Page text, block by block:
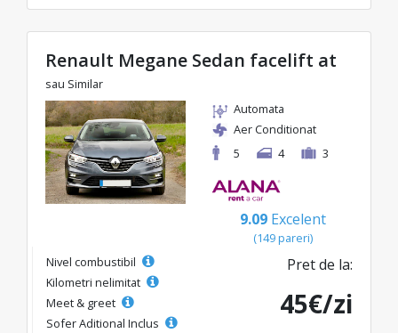
Renault Megane Sedan facelift at
sau Similar
Automata
Aer Conditionat
5
4 3
9.09 Excelent
(149 pareri)
Nivel combustibil
Kilometri nelimitat
Meet & greet
Sofer Aditional Inclus
Pret de la:
45€/zi